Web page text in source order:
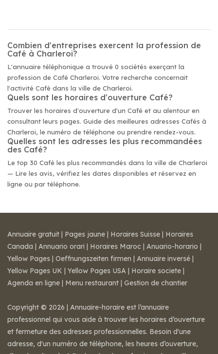
Combien d'entreprises exercent la profession de
Café à Charleroi?
L'annuaire téléphonique a trouvé 0 sociétés exerçant la
profession de Café Charleroi. Votre recherche concernait
l'activité Café dans la ville de Charleroi.
Quels sont les horaires d'ouverture Café?
Trouver les horaires d'ouverture d'un Café et au alentour en
consultant leurs pages. Guide des meilleures adresses Cafés à
Charleroi, le numéro de téléphone ou prendre rendez-vous.
Quelles sont les adresses les plus recommandées
des Café?
Le top 30 Café les plus recommandés dans la ville de Charleroi
— Lire les avis, vérifiez les dates disponibles et réservez en
ligne ou par téléphone.
Annuaire gratuit | Pages jaune | Horaires Suisse | Horaires
Canada | Annuario orari | Horaires Maroc | Anuario-horario |
Yellow Pages | Oeffnungszeiten firmen | Annuaire inversé |
Yellow Pages UK | Yellow Pages USA | Horaire societe |
Agenda en ligne | Menu restaurant | Gestion de chantier
Copyright © 2026 | Annuaire-horaire est l’annuaire
professionnel qui vous aide à trouver les horaires d’ouverture
et fermeture des adresses professionnelles. Besoin d'une
adresse, d'un numéro de téléphone, les heures d’ouverture,